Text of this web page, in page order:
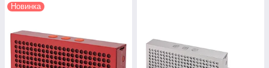
Новинка